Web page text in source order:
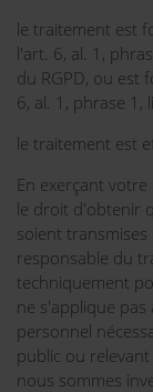
le traitement est
l'art. 6, al. 1,
du RGPD, ou est
6, al. 1, phrase 1,
le traitement est
En exerçant
le droit d'obtenir
soient
responsable du
techniquement
ne s'applique
personnel
public ou
nous sommes